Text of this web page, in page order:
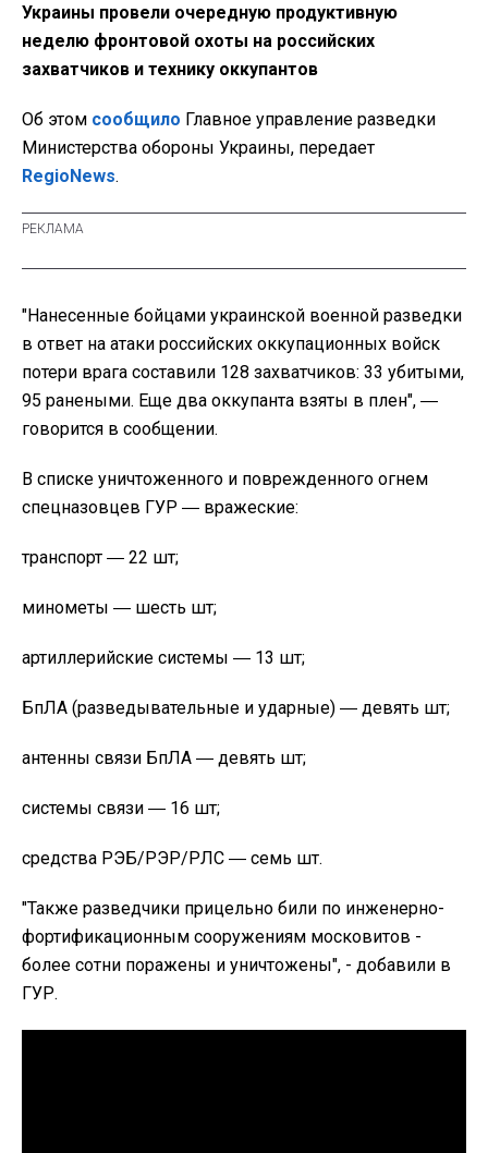
Украины провели очередную продуктивную
неделю фронтовой охоты на российских
захватчиков и технику оккупантов
Об этом сообщило Главное управление разведки
Министерства обороны Украины, передает
RegioNews.
"Нанесенные бойцами украинской военной разведки
в ответ на атаки российских оккупационных войск
потери врага составили 128 захватчиков: 33 убитыми,
95 ранеными. Еще два оккупанта взяты в плен", ―
говорится в сообщении.
В списке уничтоженного и поврежденного огнем
спецназовцев ГУР ― вражеские:
транспорт ― 22 шт;
минометы ― шесть шт;
артиллерийские системы ― 13 шт;
БпЛА (разведывательные и ударные) ― девять шт;
антенны связи БпЛА ― девять шт;
системы связи ― 16 шт;
средства РЭБ/РЭР/РЛС ― семь шт.
"Также разведчики прицельно били по инженерно-
фортификационным сооружениям московитов -
более сотни поражены и уничтожены", - добавили в
ГУР.